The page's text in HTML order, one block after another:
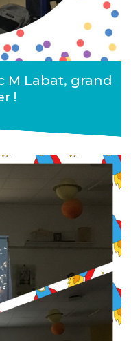
M Labat, grand
!